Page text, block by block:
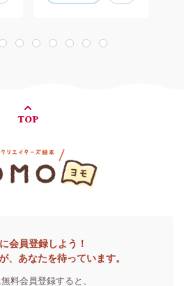
4 5 6 7 8 9 10
TOP
会員登録しよう！
、あなたを待っています。
料会員登録すると、